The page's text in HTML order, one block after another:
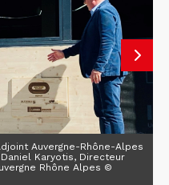
Auvergne-Rhône-Alpes
Karyotis, Directeur
Rhône Alpes ©